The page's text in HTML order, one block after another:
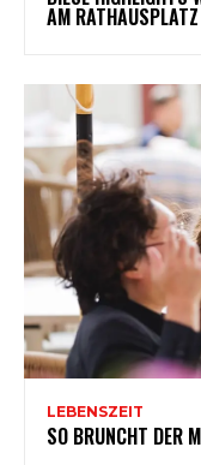
AM RATHAUSPLATZ
LEBENSZEIT
SO BRUNCHT DER